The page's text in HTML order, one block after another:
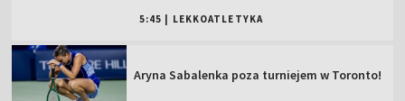
5:45 LEKKOATLETYKA
Aryna Sabalenka poza turniejem w Toronto!